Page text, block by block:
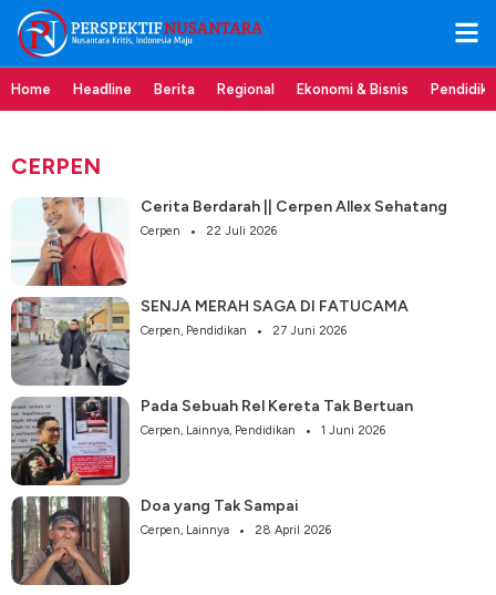
Home Headline Berita Regional Ekonomi & Bisnis
CERPEN
Cerita Berdarah || Cerpen Allex Sehatang
Cerpen 22 Juli 2026
SENJA MERAH SAGA DI FATUCAMA
Cerpen, Pendidikan 27 Juni 2026
Pada Sebuah Rel Kereta Tak Bertuan
Cerpen, Lainnya, Pendidikan 1 Juni 2026
Doa yang Tak Sampai
Cerpen, Lainnya 28 April 2026